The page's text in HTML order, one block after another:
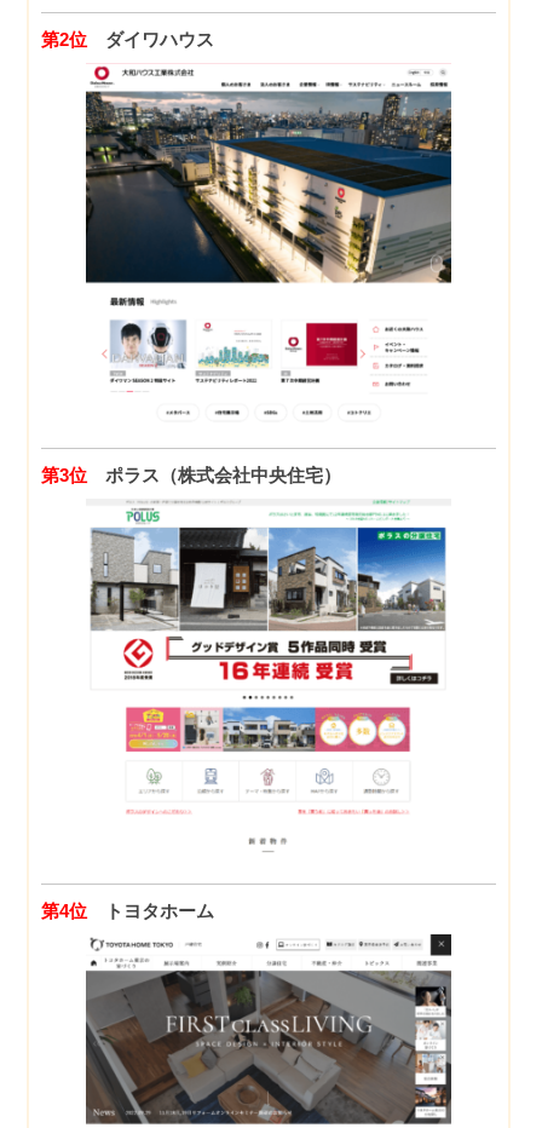
第2位 ダイワハウス
第3位 ポラス（株式会社中央住宅）
第4位 トヨタホーム